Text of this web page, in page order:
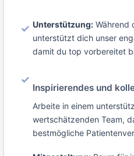
Unterstützung: Während
unterstützt dich unser
damit du top vorbereitet
Inspirierendes und
Arbeite in einem
wertschätzenden Team,
bestmögliche